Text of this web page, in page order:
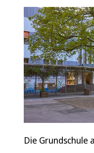
Die Grundschule